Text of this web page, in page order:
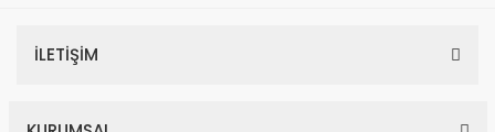
İLETİŞİM